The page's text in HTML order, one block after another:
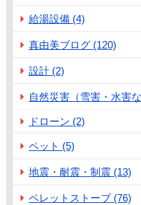
給湯設備 (4)
真由美ブログ (120)
設計 (2)
自然災害（雪害・水害
ドローン (2)
ペット (5)
地震・耐震・制震 (13)
ペレットストーブ (76)